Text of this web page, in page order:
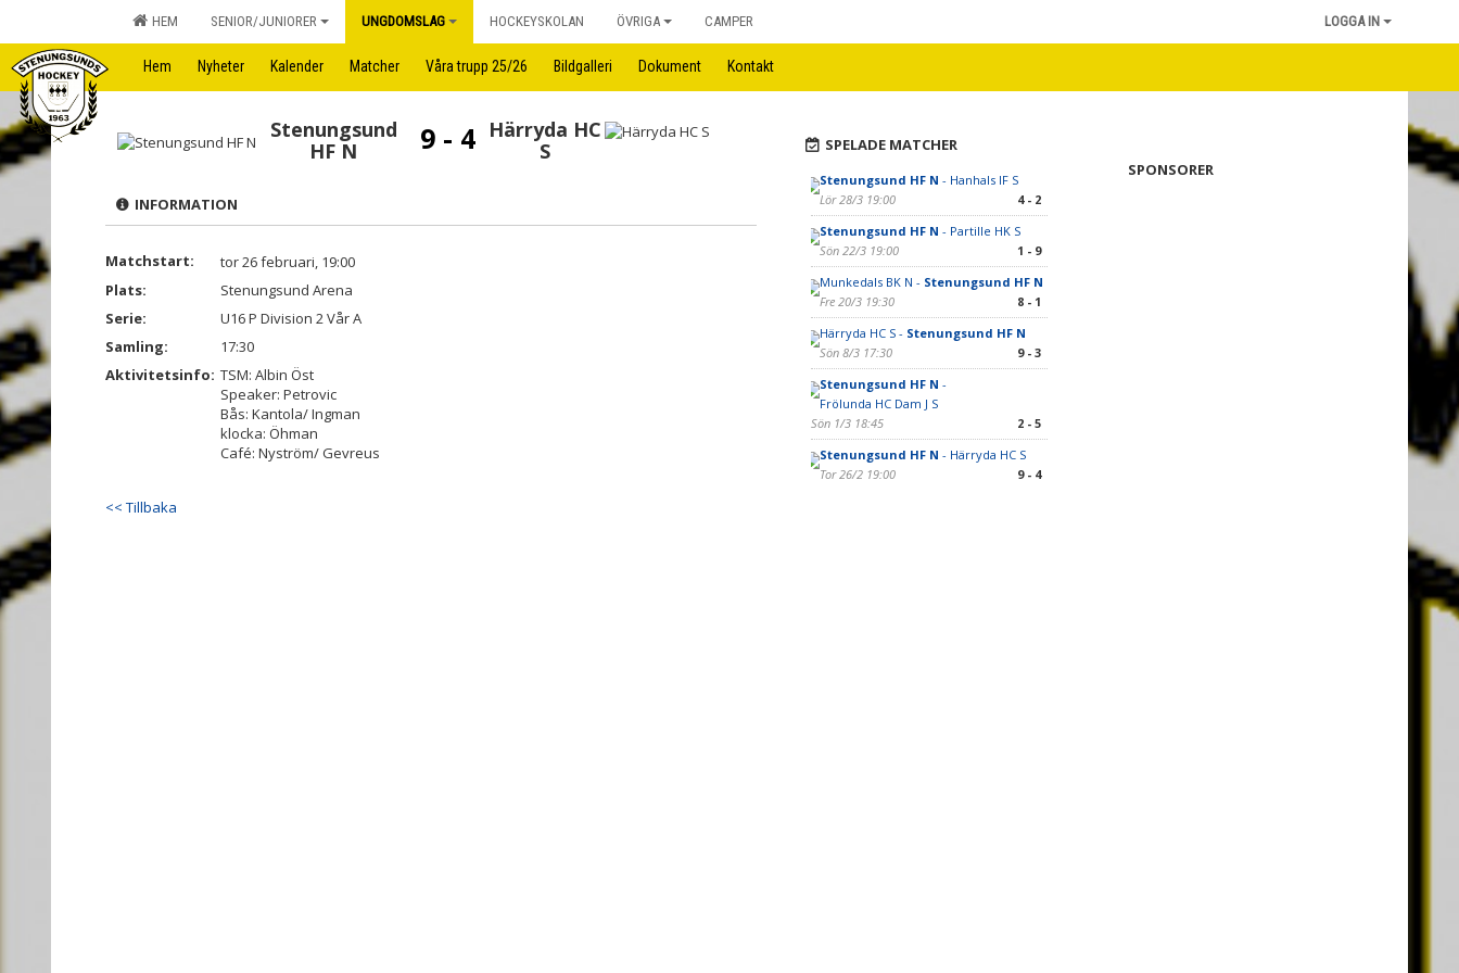
HEM SENIOR/JUNIORER UNGDOMSLAG HOCKEYSKOLAN ÖVRIGA CAMPER LOGGA IN
Hem Nyheter Kalender Matcher Våra trupp 25/26 Bildgalleri Dokument Kontakt
Stenungsund
HF N
9 - 4 Härryda HC
S
INFORMATION
Matchstart:
tor 26 februari, 19:00
Plats:
Stenungsund Arena
Serie:
U16 P Division 2 Vår A
Samling:
17:30
Aktivitetsinfo: TSM: Albin Öst
Speaker: Petrovic
Bås: Kantola/ Ingman
klocka: Öhman
Café: Nyström/ Gevreus
<< Tillbaka
SPELADE MATCHER
Stenungsund HF N - Hanhals IF S
Lör 28/3 19:00
4 - 2
Stenungsund HF N - Partille HK S
Sön 22/3 19:00
1 - 9
Munkedals BK N - Stenungsund HF N
Fre 20/3 19:30
8 - 1
Härryda HC S - Stenungsund HF N
Sön 8/3 17:30
9 - 3
Stenungsund HF N -
Frölunda HC Dam J S
Sön 1/3 18:45
2 - 5
Stenungsund HF N - Härryda HC S
Tor 26/2 19:00
9 - 4
SPONSORER